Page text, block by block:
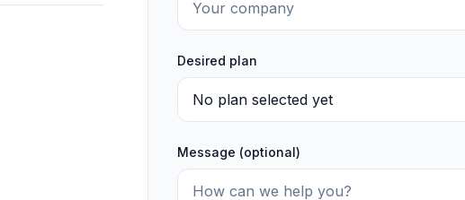
Desired plan
Message (optional)